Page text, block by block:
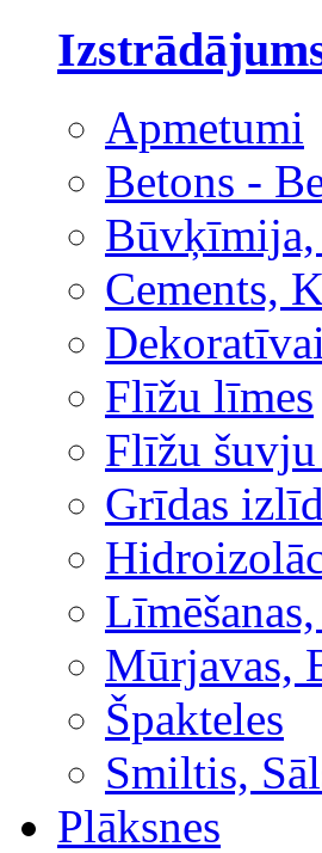
Apmetumi
Betons -
Cements,
Flīžu līmes
Flīžu
Grīdas
Mūrjavas,
Špakteles
Smiltis,
Plāksnes